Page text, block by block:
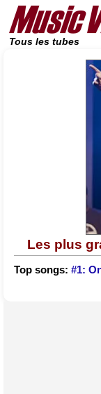
Tous les tubes
Les plus
Top songs: #1: